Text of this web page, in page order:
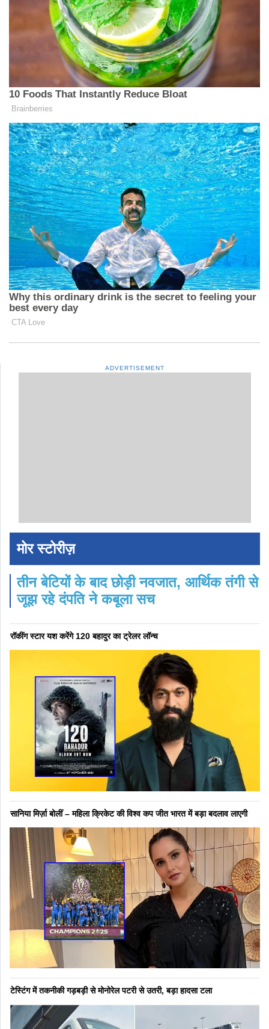
ADVERTISEMENT
मोर स्टोरीज़
तीन बेटियों के बाद छोड़ी नवजात, आर्थिक तंगी से
जूझ रहे दंपति ने कबूला सच
रॉकींग स्टार यश करेंगे 120 बहादुर का ट्रेलर लॉन्च
सानिया मिर्ज़ा बोलीं – महिला क्रिकेट की विश्व कप जीत भारत में बड़ा बदलाव लाएगी
टेस्टिंग में तकनीकी गड़बड़ी से मोनोरेल पटरी से उतरी, बड़ा हादसा टला